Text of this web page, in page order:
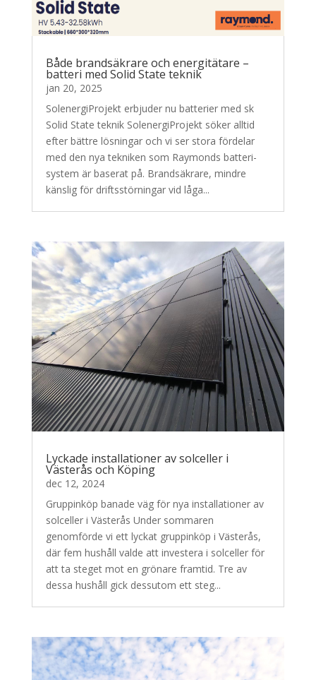
Både brandsäkrare och energitätare –
batteri med Solid State teknik
jan 20, 2025
SolenergiProjekt erbjuder nu batterier med sk
Solid State teknik SolenergiProjekt söker alltid
efter bättre lösningar och vi ser stora fördelar
med den nya tekniken som Raymonds batteri-
system är baserat på. Brandsäkrare, mindre
känslig för driftsstörningar vid låga...
Lyckade installationer av solceller i
Västerås och Köping
dec 12, 2024
Gruppinköp banade väg för nya installationer av
solceller i Västerås Under sommaren
genomförde vi ett lyckat gruppinköp i Västerås,
där fem hushåll valde att investera i solceller för
att ta steget mot en grönare framtid. Tre av
dessa hushåll gick dessutom ett steg...